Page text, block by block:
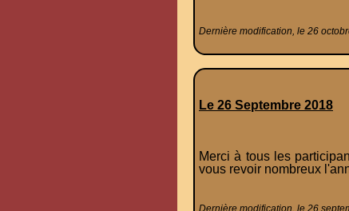
Dernière modification, le 26
Le 26 Septembre 2018
Merci à tous les
vous revoir nombreux